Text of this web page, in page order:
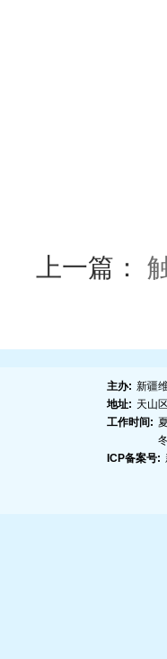
上一篇：
主办: 新疆
地址: 天山
工作时间:
ICP备案号: